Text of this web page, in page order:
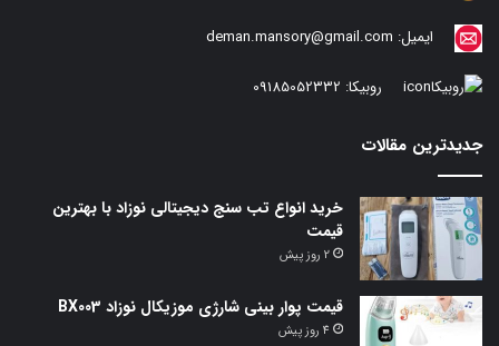
ایمیل: deman.mansory@gmail.com
روبیکا: 09185052332
جدیدترین مقالات
خرید انواع تب سنج دیجیتالی نوزاد با بهترین
قیمت
2 روز پیش
قیمت پوار بینی شارژی موزیکال نوزاد BX003
4 روز پیش